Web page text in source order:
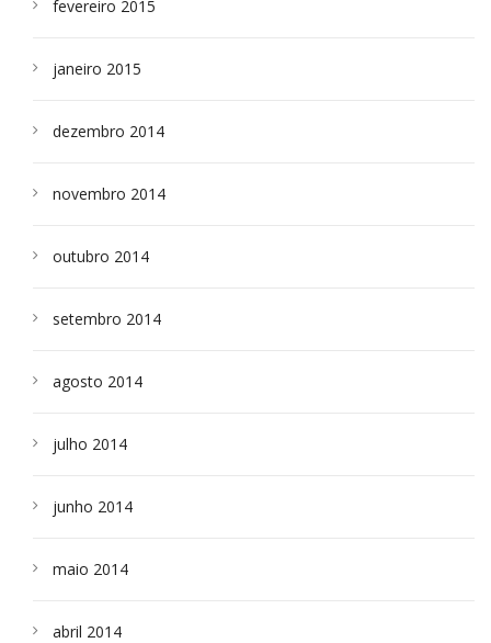
fevereiro 2015
janeiro 2015
dezembro 2014
novembro 2014
outubro 2014
setembro 2014
agosto 2014
julho 2014
junho 2014
maio 2014
abril 2014